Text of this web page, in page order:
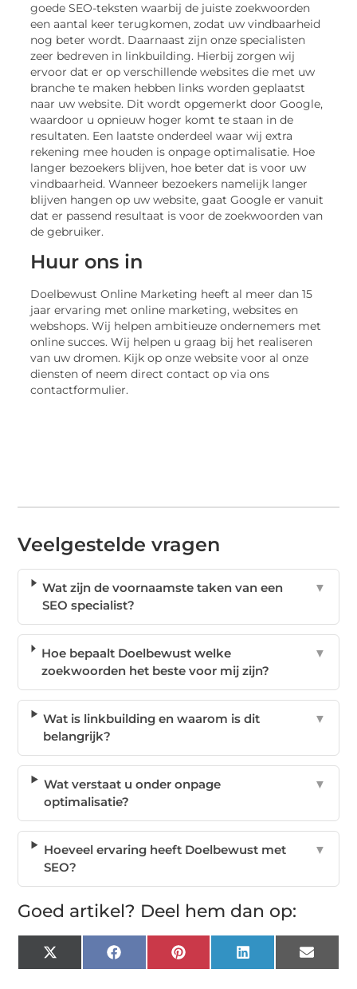
goede SEO-teksten waarbij de juiste zoekwoorden
een aantal keer terugkomen, zodat uw vindbaarheid
nog beter wordt. Daarnaast zijn onze specialisten
zeer bedreven in linkbuilding. Hierbij zorgen wij
ervoor dat er op verschillende websites die met uw
branche te maken hebben links worden geplaatst
naar uw website. Dit wordt opgemerkt door Google,
waardoor u opnieuw hoger komt te staan in de
resultaten. Een laatste onderdeel waar wij extra
rekening mee houden is onpage optimalisatie. Hoe
langer bezoekers blijven, hoe beter dat is voor uw
vindbaarheid. Wanneer bezoekers namelijk langer
blijven hangen op uw website, gaat Google er vanuit
dat er passend resultaat is voor de zoekwoorden van
de gebruiker.
Huur ons in
Doelbewust Online Marketing heeft al meer dan 15
jaar ervaring met online marketing, websites en
webshops. Wij helpen ambitieuze ondernemers met
online succes. Wij helpen u graag bij het realiseren
van uw dromen. Kijk op onze website voor al onze
diensten of neem direct contact op via ons
contactformulier.
Veelgestelde vragen
Wat zijn de voornaamste taken van een
SEO specialist?
▼
Hoe bepaalt Doelbewust welke
zoekwoorden het beste voor mij zijn?
▼
Wat is linkbuilding en waarom is dit
belangrijk?
▼
Wat verstaat u onder onpage
optimalisatie?
▼
Hoeveel ervaring heeft Doelbewust met
SEO?
▼
Goed artikel? Deel hem dan op:
X
(Twitter)
FacebookPinterest LinkedIn Email